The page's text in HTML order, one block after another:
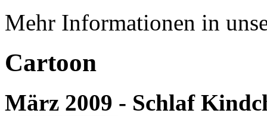
Mehr Informationen in
Cartoon
März 2009 - Schlaf